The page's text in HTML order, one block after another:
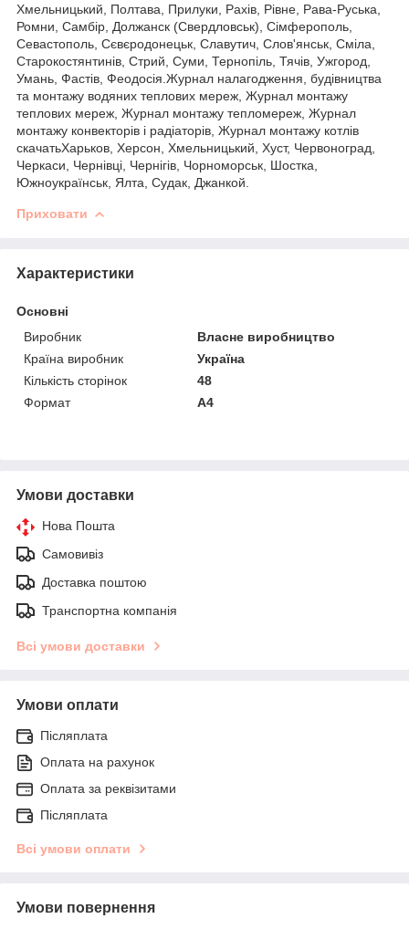
Хмельницький, Полтава, Прилуки, Рахів, Рівне, Рава-Руська,
Ромни, Самбір, Должанск (Свердловськ), Сімферополь,
Севастополь, Сєвєродонецьк, Славутич, Слов'янськ, Сміла,
Старокостянтинів, Стрий, Суми, Тернопіль, Тячів, Ужгород,
Умань, Фастів, Феодосія.Журнал налагодження, будівництва
та монтажу водяних теплових мереж, Журнал монтажу
теплових мереж, Журнал монтажу тепломереж, Журнал
монтажу конвекторів і радіаторів, Журнал монтажу котлів
скачатьХарьков, Херсон, Хмельницький, Хуст, Червоноград,
Черкаси, Чернівці, Чернігів, Чорноморськ, Шостка,
Южноукраїнськ, Ялта, Судак, Джанкой.
Приховати
Характеристики
Основні
Виробник
Власне виробництво
Країна виробник
Україна
Кількість сторінок
48
Формат
A4
Умови доставки
Нова Пошта
Самовивіз
Доставка поштою
Транспортна компанія
Всі умови доставки
Умови оплати
Післяплата
Оплата на рахунок
Оплата за реквізитами
Післяплата
Всі умови оплати
Умови повернення